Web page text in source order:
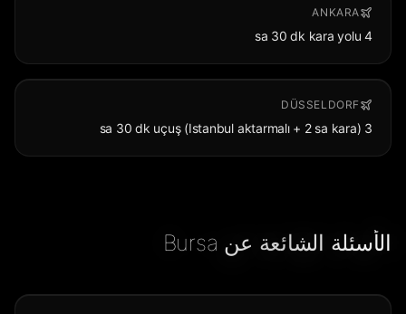
ANKARA
4 sa 30 dk kara yolu
DÜSSELDORF
3 sa 30 dk uçuş (Istanbul aktarmalı + 2 sa kara)
الأسئلة الشائعة عن Bursa